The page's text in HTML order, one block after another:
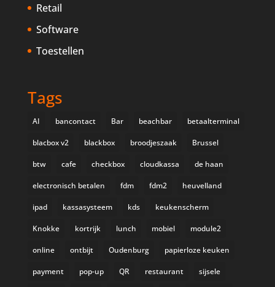
Retail
Software
Toestellen
Tags
AI bancontact Bar beachbar betaalterminal
blacbox v2 blackbox broodjeszaak Brussel
btw cafe checkbox cloudkassa de haan
electronisch betalen fdm fdm2 heuvelland
ipad kassasysteem kds keukenscherm
Knokke kortrijk lunch mobiel module2
online ontbijt Oudenburg papierloze keuken
payment pop-up QR restaurant sijsele